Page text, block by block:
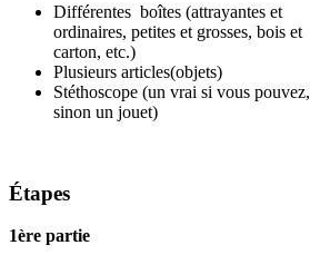
Différentes boîtes (attrayantes et
ordinaires, petites et grosses, bois et
carton, etc.)
Plusieurs articles(objets)
Stéthoscope (un vrai si vous pouvez,
sinon un jouet)
Étapes
1ère partie